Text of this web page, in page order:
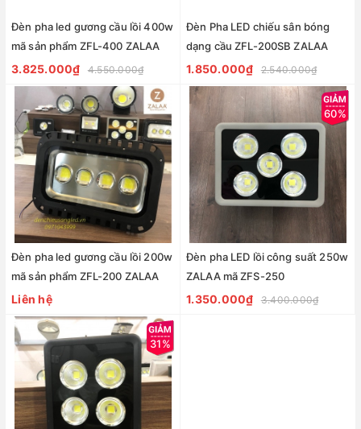
Đèn pha led gương cầu lồi 400w
mã sản phẩm ZFL-400 ZALAA
3.825.000₫ 4.550.000₫
Đèn Pha LED chiếu sân bóng
dạng cầu ZFL-200SB ZALAA
1.850.000₫ 2.540.000₫
Đèn pha led gương cầu lồi 200w
mã sản phẩm ZFL-200 ZALAA
Liên hệ
60%
Đèn pha LED lồi công suất 250w
ZALAA mã ZFS-250
1.350.000₫ 3.400.000₫
31%